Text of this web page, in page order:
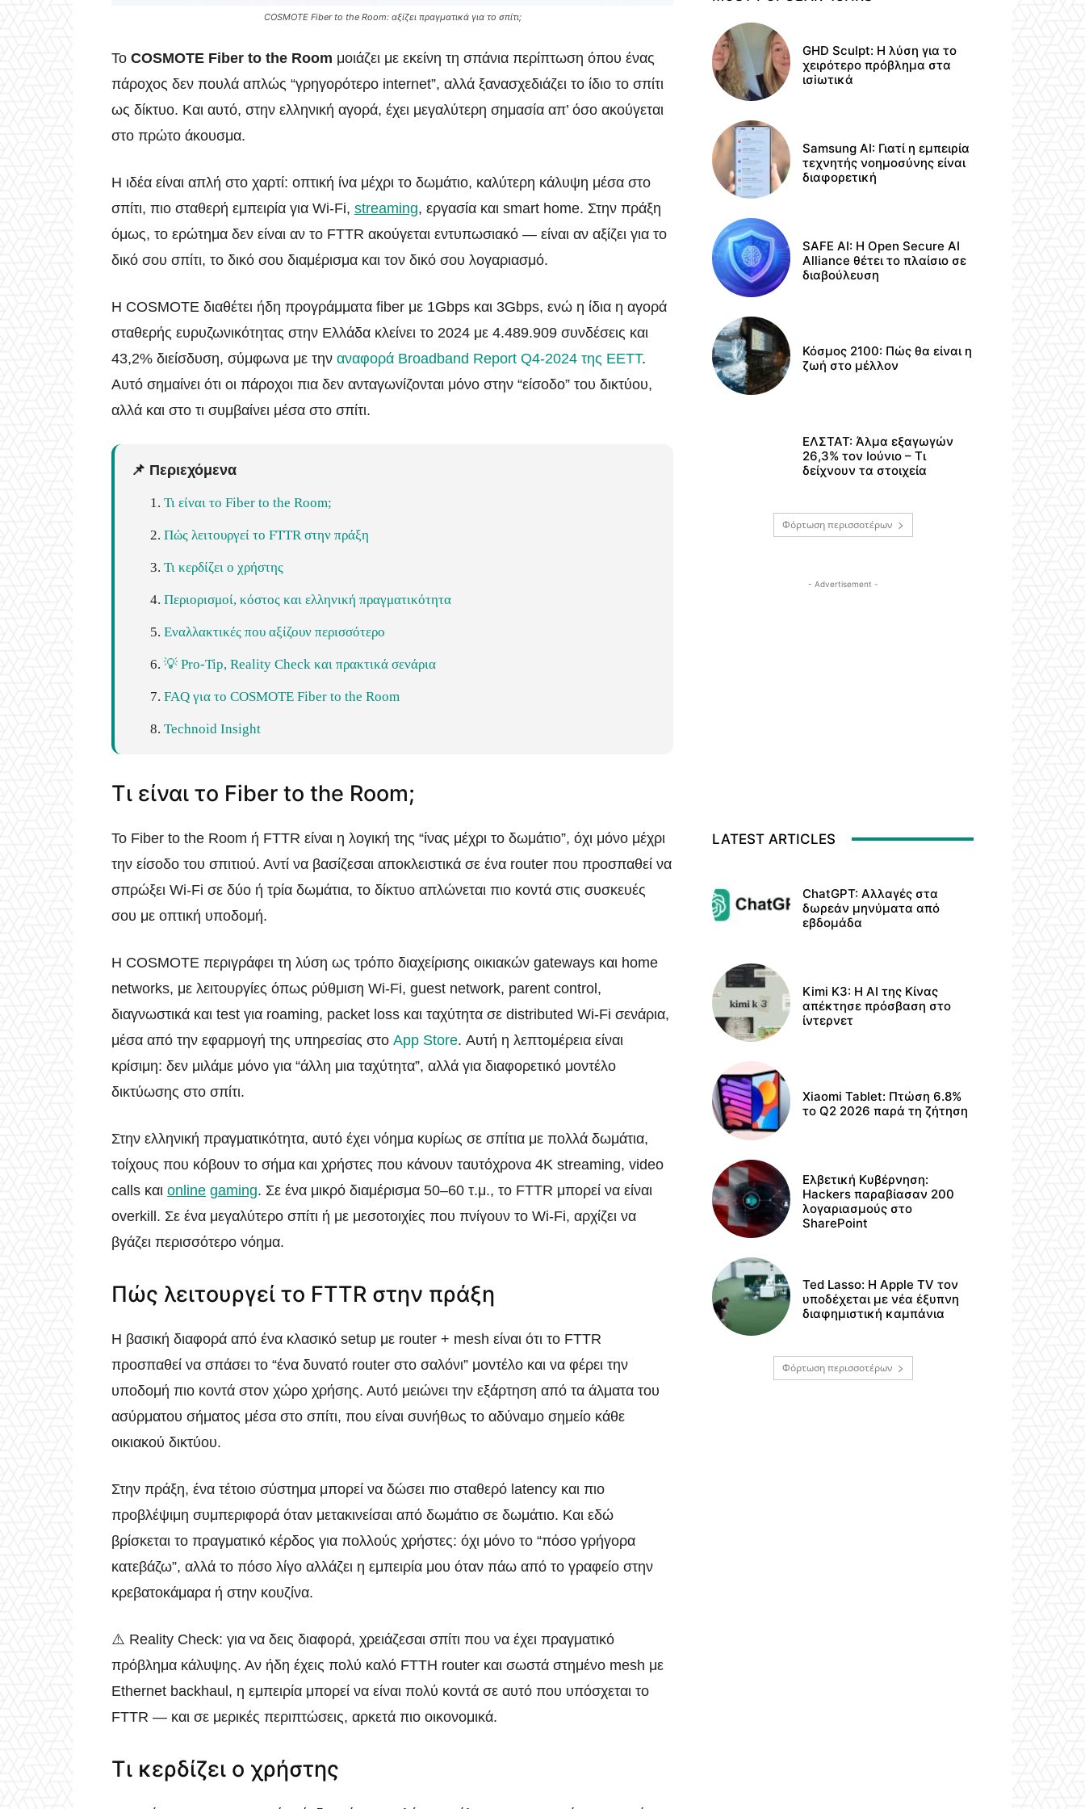
COSMOTE Fiber to the Room: αξίζει πραγματικά για το σπίτι;
Το COSMOTE Fiber to the Room μοιάζει με εκείνη τη σπάνια περίπτωση όπου ένας
πάροχος δεν πουλά απλώς “γρηγορότερο internet”, αλλά ξανασχεδιάζει το ίδιο το σπίτι
ως δίκτυο. Και αυτό, στην ελληνική αγορά, έχει μεγαλύτερη σημασία απ’ όσο ακούγεται
στο πρώτο άκουσμα.
Η ιδέα είναι απλή στο χαρτί: οπτική ίνα μέχρι το δωμάτιο, καλύτερη κάλυψη μέσα στο
σπίτι, πιο σταθερή εμπειρία για Wi‑Fi, streaming, εργασία και smart home. Στην πράξη
όμως, το ερώτημα δεν είναι αν το FTTR ακούγεται εντυπωσιακό — είναι αν αξίζει για το
δικό σου σπίτι, το δικό σου διαμέρισμα και τον δικό σου λογαριασμό.
Η COSMOTE διαθέτει ήδη προγράμματα fiber με 1Gbps και 3Gbps, ενώ η ίδια η αγορά
σταθερής ευρυζωνικότητας στην Ελλάδα κλείνει το 2024 με 4.489.909 συνδέσεις και
43,2% διείσδυση, σύμφωνα με την αναφορά Broadband Report Q4-2024 της ΕΕΤΤ.
Αυτό σημαίνει ότι οι πάροχοι πια δεν ανταγωνίζονται μόνο στην “είσοδο” του δικτύου,
αλλά και στο τι συμβαίνει μέσα στο σπίτι.
📌 Περιεχόμενα
Τι είναι το Fiber to the Room;
Πώς λειτουργεί το FTTR στην πράξη
Τι κερδίζει ο χρήστης
Περιορισμοί, κόστος και ελληνική πραγματικότητα
Εναλλακτικές που αξίζουν περισσότερο
💡 Pro-Tip, Reality Check και πρακτικά σενάρια
FAQ για το COSMOTE Fiber to the Room
Technoid Insight
Τι είναι το Fiber to the Room;
Το Fiber to the Room ή FTTR είναι η λογική της “ίνας μέχρι το δωμάτιο”, όχι μόνο μέχρι
την είσοδο του σπιτιού. Αντί να βασίζεσαι αποκλειστικά σε ένα router που προσπαθεί να
σπρώξει Wi‑Fi σε δύο ή τρία δωμάτια, το δίκτυο απλώνεται πιο κοντά στις συσκευές
σου με οπτική υποδομή.
Η COSMOTE περιγράφει τη λύση ως τρόπο διαχείρισης οικιακών gateways και home
networks, με λειτουργίες όπως ρύθμιση Wi‑Fi, guest network, parent control,
διαγνωστικά και test για roaming, packet loss και ταχύτητα σε distributed Wi‑Fi σενάρια,
μέσα από την εφαρμογή της υπηρεσίας στο App Store. Αυτή η λεπτομέρεια είναι
κρίσιμη: δεν μιλάμε μόνο για “άλλη μια ταχύτητα”, αλλά για διαφορετικό μοντέλο
δικτύωσης στο σπίτι.
Στην ελληνική πραγματικότητα, αυτό έχει νόημα κυρίως σε σπίτια με πολλά δωμάτια,
τοίχους που κόβουν το σήμα και χρήστες που κάνουν ταυτόχρονα 4K streaming, video
calls και online gaming. Σε ένα μικρό διαμέρισμα 50–60 τ.μ., το FTTR μπορεί να είναι
overkill. Σε ένα μεγαλύτερο σπίτι ή με μεσοτοιχίες που πνίγουν το Wi‑Fi, αρχίζει να
βγάζει περισσότερο νόημα.
Πώς λειτουργεί το FTTR στην πράξη
Η βασική διαφορά από ένα κλασικό setup με router + mesh είναι ότι το FTTR
προσπαθεί να σπάσει το “ένα δυνατό router στο σαλόνι” μοντέλο και να φέρει την
υποδομή πιο κοντά στον χώρο χρήσης. Αυτό μειώνει την εξάρτηση από τα άλματα του
ασύρματου σήματος μέσα στο σπίτι, που είναι συνήθως το αδύναμο σημείο κάθε
οικιακού δικτύου.
Στην πράξη, ένα τέτοιο σύστημα μπορεί να δώσει πιο σταθερό latency και πιο
προβλέψιμη συμπεριφορά όταν μετακινείσαι από δωμάτιο σε δωμάτιο. Και εδώ
βρίσκεται το πραγματικό κέρδος για πολλούς χρήστες: όχι μόνο το “πόσο γρήγορα
κατεβάζω”, αλλά το πόσο λίγο αλλάζει η εμπειρία μου όταν πάω από το γραφείο στην
κρεβατοκάμαρα ή στην κουζίνα.
⚠️ Reality Check: για να δεις διαφορά, χρειάζεσαι σπίτι που να έχει πραγματικό
πρόβλημα κάλυψης. Αν ήδη έχεις πολύ καλό FTTH router και σωστά στημένο mesh με
Ethernet backhaul, η εμπειρία μπορεί να είναι πολύ κοντά σε αυτό που υπόσχεται το
FTTR — και σε μερικές περιπτώσεις, αρκετά πιο οικονομικά.
Τι κερδίζει ο χρήστης
GHD Sculpt: Η λύση για το
χειρότερο πρόβλημα στα
ισiωτικά
Samsung AI: Γιατί η εμπειρία
τεχνητής νοημοσύνης είναι
διαφορετική
SAFE AI: Η Open Secure AI
Alliance θέτει το πλαίσιο σε
διαβούλευση
Κόσμος 2100: Πώς θα είναι η
ζωή στο μέλλον
ΕΛΣΤΑΤ: Άλμα εξαγωγών
26,3% τον Ιούνιο – Τι
δείχνουν τα στοιχεία
Φόρτωση περισσοτέρων
- Advertisement -
LATEST ARTICLES
ChatGPT: Αλλαγές στα
δωρεάν μηνύματα από
εβδομάδα
Kimi K3: Η AI της Κίνας
απέκτησε πρόσβαση στο
ίντερνετ
Xiaomi Tablet: Πτώση 6.8%
το Q2 2026 παρά τη ζήτηση
Ελβετική Κυβέρνηση:
Hackers παραβίασαν 200
λογαριασμούς στο
SharePoint
Ted Lasso: Η Apple TV τον
υποδέχεται με νέα έξυπνη
διαφημιστική καμπάνια
Φόρτωση περισσοτέρων